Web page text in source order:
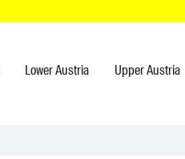
Lower Austria Upper Austria